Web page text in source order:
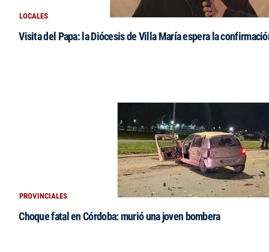
LOCALES
Visita del Papa: la Diócesis de Villa María espera la
PROVINCIALES
Choque fatal en Córdoba: murió una joven bombera